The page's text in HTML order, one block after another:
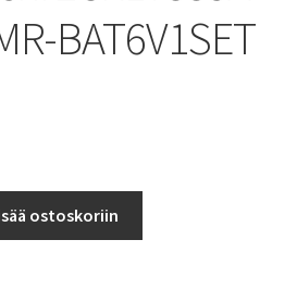
BAT6V1SET
ostoskoriin